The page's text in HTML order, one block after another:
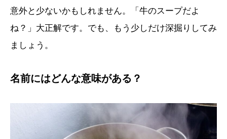
意外と少ないかもしれません。「牛のスープだよ
ね？」大正解です。でも、もう少しだけ深掘りしてみ
ましょう。
名前にはどんな意味がある？